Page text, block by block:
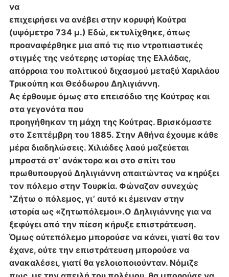
να
επιχειρήσει να ανέβει στην κορυφή Κούτρα
(υψόμετρο 734 μ.) Εδώ, εκτυλίχθηκε, όπως
προαναφέρθηκε μια από τις πιο ντροπιαστικές
στιγμές της νεότερης ιστορίας της Ελλάδας,
απόρροια του πολιτικού διχασμού μεταξύ Χαριλάου
Τρικούπη και Θεόδωρου Δηλιγιάννη.
Ας έρθουμε όμως στο επεισόδιο της Κούτρας και
στα γεγονότα που
προηγήθηκαν τη μάχη της Κούτρας. Βρισκόμαστε
στο Σεπτέμβρη του 1885. Στην Αθήνα έχουμε κάθε
μέρα διαδηλώσεις. Χιλιάδες λαού μαζεύεται
μπροστά στ’ ανάκτορα και στο σπίτι του
πρωθυπουργού Δηλιγιάννη απαιτώντας να κηρύξει
τον πόλεμο στην Τουρκία. Φώναζαν συνεχώς
“Ζήτω ο πόλεμος, γι’ αυτό κι έμειναν στην
ιστορία ως «ζητωπόλεμοι».Ο Δηλιγιάννης για να
ξεφύγει από την πίεση κήρυξε επιστράτευση.
Όμως ούτεπόλεμο μπορούσε να κάνει, γιατί θα τον
έχανε, ούτε την επιστράτευση μπορούσε να
ανακαλέσει, γιατί θα γελοιοποιούνταν. Νόμιζε